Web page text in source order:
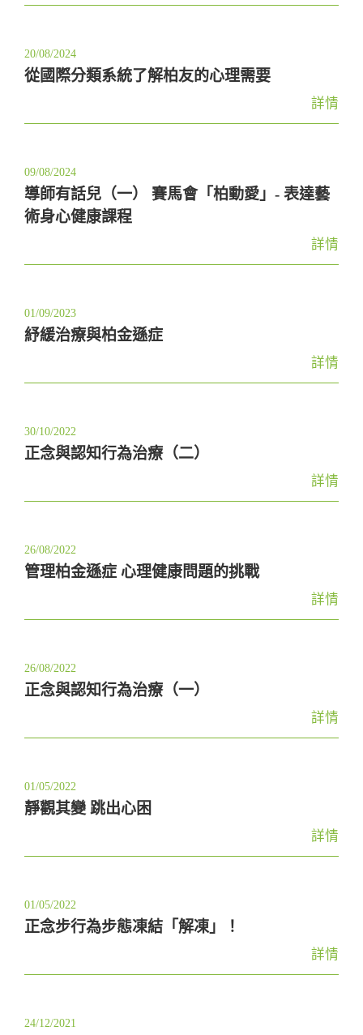
20/08/2024
從國際分類系統了解柏友的心理需要
詳情
09/08/2024
導師有話兒（一） 賽馬會「柏動愛」- 表達藝
術身心健康課程
詳情
01/09/2023
紓緩治療與柏金遜症
詳情
30/10/2022
正念與認知行為治療（二）
詳情
26/08/2022
管理柏金遜症 心理健康問題的挑戰
詳情
26/08/2022
正念與認知行為治療（一）
詳情
01/05/2022
靜觀其變 跳出心困
詳情
01/05/2022
正念步行為步態凍結「解凍」！
詳情
24/12/2021